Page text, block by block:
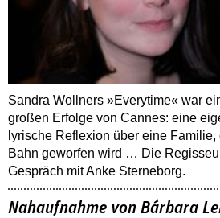
Sandra Wollners »Everytime« war
großen Erfolge von Cannes: eine
lyrische Reflexion über eine ­Familie,
Bahn geworfen wird … Die
Gespräch mit Anke Sterneborg.
Nahaufnahme von Bárbara